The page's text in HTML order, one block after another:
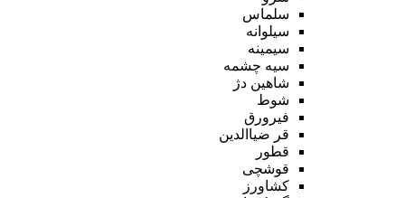
سلماس
سیلوانه
سیمینه
سیه چشمه
شاهین دژ
شوط
فیرورق
قر ضیاالدین
قطور
قوشچی
کشاورز